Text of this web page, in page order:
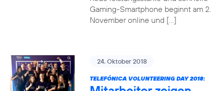
Gaming-Smartphone beginnt am 2.
November online und […]
24. Oktober 2018
TELEFÓNICA VOLUNTEERING DAY 2018: